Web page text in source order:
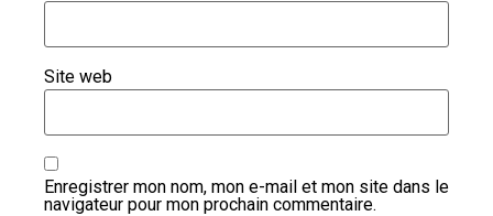
Site web
Enregistrer mon nom, mon e-mail et mon site dans le
navigateur pour mon prochain commentaire.